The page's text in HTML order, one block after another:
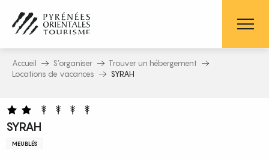
contenu
principal
Accueil S’organiser
Trouver un hébergement
Locations de vacances
SYRAH
SYRAH
MEUBLÉS